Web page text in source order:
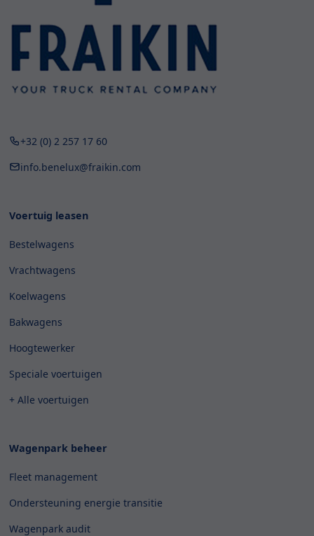
+32 (0) 2 257 17 60
info.benelux@fraikin.com
Voertuig leasen
Bestelwagens
Vrachtwagens
Koelwagens
Bakwagens
Hoogtewerker
Speciale voertuigen
+ Alle voertuigen
Wagenpark beheer
Fleet management
Ondersteuning energie transitie
Wagenpark audit